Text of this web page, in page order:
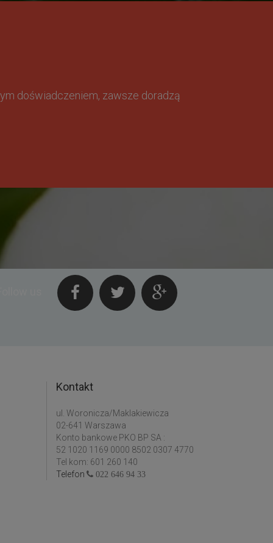
doświadczeniem, zawsze doradzą
Kontakt
ul. Woronicza/Maklakiewicza
02-641 Warszawa
Konto bankowe PKO BP SA :
52 1020 1169 0000 8502 0307 4770
Tel kom: 601 260 140
Telefon
022 646 94 33